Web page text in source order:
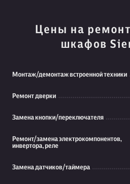
Цены на
шкафов
Монтаж/демонтаж встроенной техники
Ремонт дверки
Замена кнопки/переключателя
Ремонт/замена электрокомпонентов,
инвертора, реле
Замена датчиков/таймера